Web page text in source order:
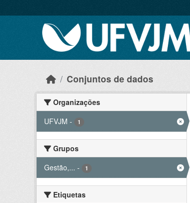
Conjuntos de dados
Organizações
UFVJM - 1
Grupos
Gestão,... - 1
Etiquetas